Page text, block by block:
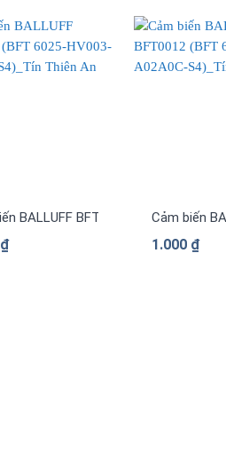
001-U-S92)
BALLUFF BFT001H (BFT 6025-
₫
Cảm biến
1.000 ₫